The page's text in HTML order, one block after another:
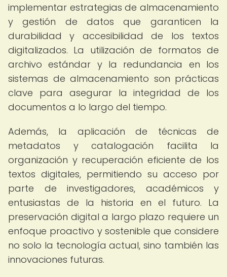
implementar estrategias de almacenamiento
y gestión de datos que garanticen la
durabilidad y accesibilidad de los textos
digitalizados. La utilización de formatos de
archivo estándar y la redundancia en los
sistemas de almacenamiento son prácticas
clave para asegurar la integridad de los
documentos a lo largo del tiempo.
Además, la aplicación de técnicas de
metadatos y catalogación facilita la
organización y recuperación eficiente de los
textos digitales, permitiendo su acceso por
parte de investigadores, académicos y
entusiastas de la historia en el futuro. La
preservación digital a largo plazo requiere un
enfoque proactivo y sostenible que considere
no solo la tecnología actual, sino también las
innovaciones futuras.